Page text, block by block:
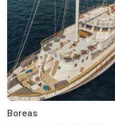
Boreas